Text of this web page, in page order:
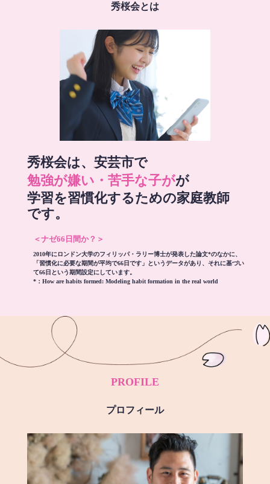
秀桜会とは
秀桜会は、安芸市で
勉強が嫌い・苦手な子がが
学習を習慣化するための家庭教師
です。
＜ナゼ66日間か？＞
2010年にロンドン大学のフィリッパ・ラリー博士が発表した論文*のなかに、
「習慣化に必要な期間が平均で66日です」というデータがあり、それに基づい
て66日という期間設定にしています。
*： How are habits formed: Modeling habit formation in the real world
PROFILE
プロフィール